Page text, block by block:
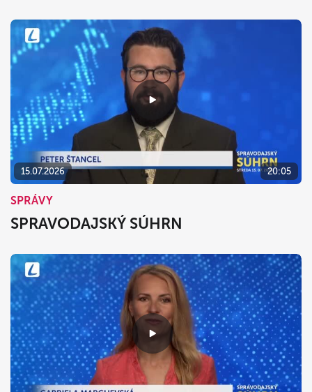
15.07.2026 20:05
SPRÁVY
SPRAVODAJSKÝ SÚHRN